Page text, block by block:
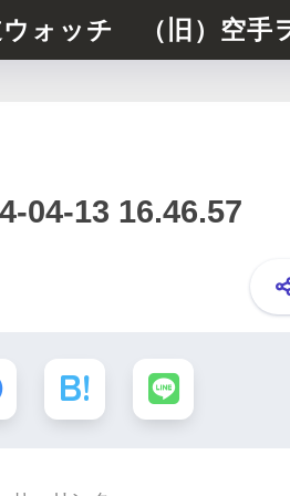
ォッチ （旧）空手
04-13 16.46.57